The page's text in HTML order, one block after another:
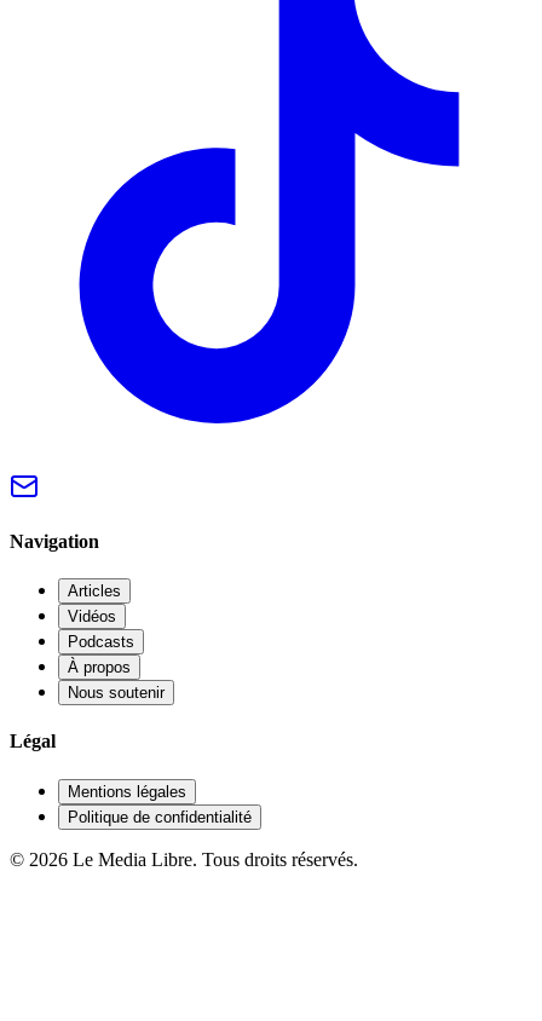
Navigation
Articles
Vidéos
Podcasts
À propos
Nous soutenir
Légal
Mentions légales
Politique de confidentialité
© 2026 Le Media Libre. Tous droits réservés.